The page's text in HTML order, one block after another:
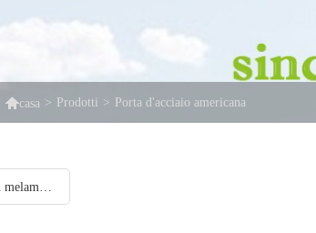
casa > Prodotti > Porta d'acciaio americana
Anta stampata in melammina